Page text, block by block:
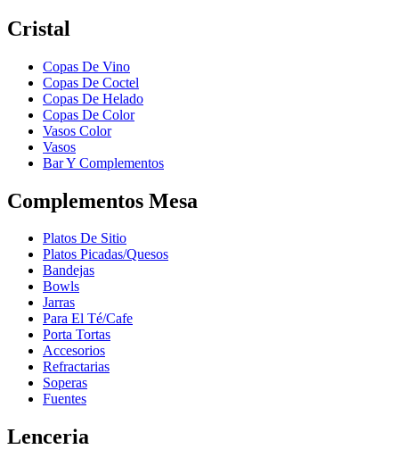
Cristal
Copas De Vino
Copas De Coctel
Copas De Helado
Copas De Color
Vasos Color
Vasos
Bar Y Complementos
Complementos Mesa
Platos De Sitio
Platos Picadas/Quesos
Bandejas
Bowls
Jarras
Para El Té/Cafe
Porta Tortas
Accesorios
Refractarias
Soperas
Fuentes
Lenceria